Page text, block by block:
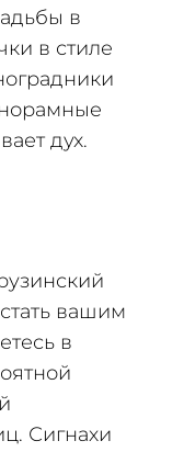
в
в стиле
дух.
вашим
в
Сигнахи